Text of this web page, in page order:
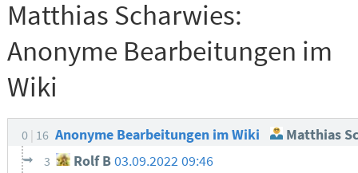
Matthias Scharwies:
Anonyme Bearbeitungen im
Wiki
0 16 Anonyme Bearbeitungen im Wiki Matthias
3 Rolf B03.09.2022 09:46